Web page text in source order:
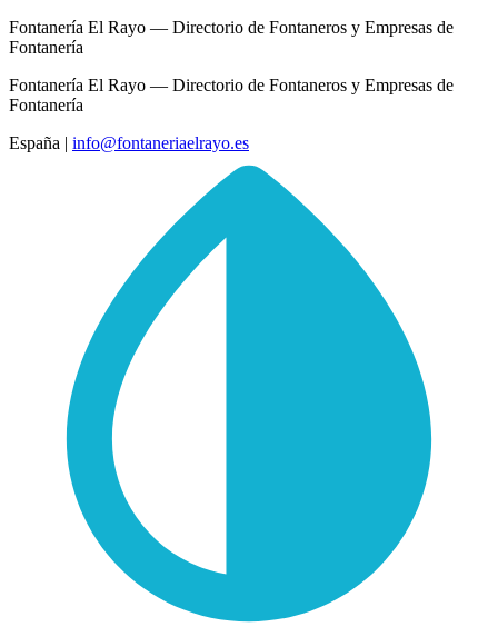
Fontanería El Rayo — Directorio de Fontaneros y Empresas de
Fontanería
Fontanería El Rayo — Directorio de Fontaneros y Empresas de
Fontanería
España | info@fontaneriaelrayo.es